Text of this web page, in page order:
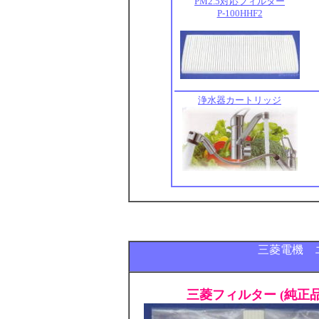
P-100HHF2
浄水器カートリッジ
三菱電機
三菱フィルター (純正